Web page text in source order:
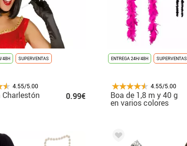
48H SUPERVENTAS
4.55/5.00
0.99€
ENTREGA 24H/48H SUPERVENTAS
4.55/5.00
Boa de 1,8 m y 40 g
en varios colores